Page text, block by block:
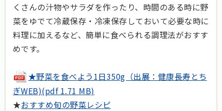
くさんの汁物やサラダを作ったり、時間のある時に野
菜をゆでて冷蔵保存・冷凍保存しておいて必要な時に
料理に加えるなど、簡単に食べられる調理法がおすす
めです。
★野菜を食べよう1日350g（出展：健康長寿とち
ぎWEB)(pdf 1.71 MB)
★おすすめ旬の野菜レシピ